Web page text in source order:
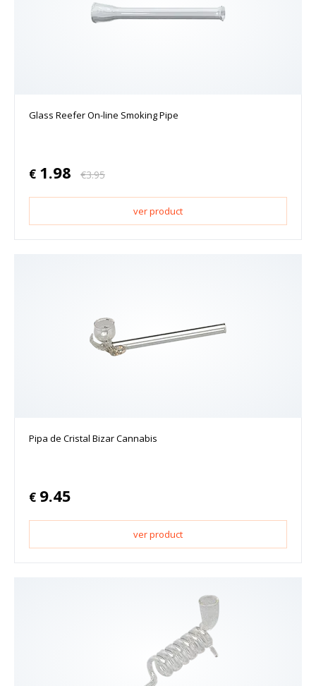
Glass Reefer On-line Smoking Pipe
€ 1.98 €3.95
ver product
Pipa de Cristal Bizar Cannabis
€ 9.45
ver product